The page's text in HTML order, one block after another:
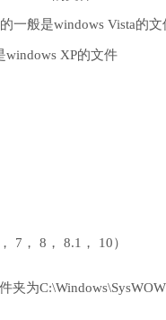
一般是windows Vista的文
XP的文件
7， 8， 8.1， 10）
为